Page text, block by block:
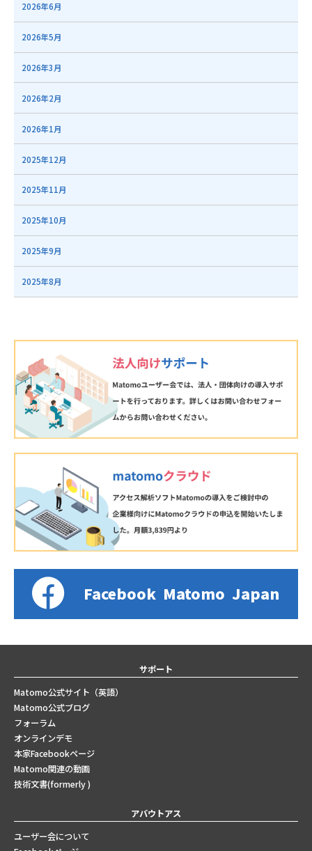
2026年6月
2026年5月
2026年3月
2026年2月
2026年1月
2025年12月
2025年11月
2025年10月
2025年9月
2025年8月
Facebook Matomo Japan
サポート
Matomo公式サイト（英語）
Matomo公式ブログ
フォーラム
オンラインデモ
本家Facebookページ
Matomo関連の動画
技術文書(formerly )
アバウトアス
ユーザー会について